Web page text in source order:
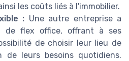
les coûts liés à l'immobilier.
: Une autre entreprise a
de flex office, offrant à ses
de choisir leur lieu de
leurs besoins quotidiens.